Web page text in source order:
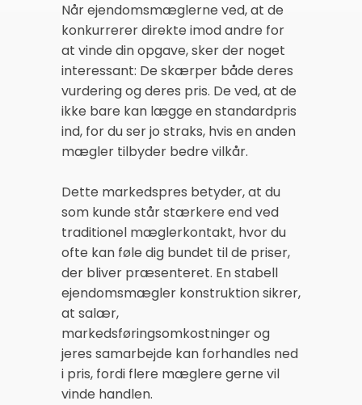
Når ejendomsmæglerne ved, at de
konkurrerer direkte imod andre for
at vinde din opgave, sker der noget
interessant: De skærper både deres
vurdering og deres pris. De ved, at de
ikke bare kan lægge en standardpris
ind, for du ser jo straks, hvis en anden
mægler tilbyder bedre vilkår.
Dette markedspres betyder, at du
som kunde står stærkere end ved
traditionel mæglerkontakt, hvor du
ofte kan føle dig bundet til de priser,
der bliver præsenteret. En stabell
ejendomsmægler konstruktion sikrer,
at salær,
markedsføringsomkostninger og
jeres samarbejde kan forhandles ned
i pris, fordi flere mæglere gerne vil
vinde handlen.